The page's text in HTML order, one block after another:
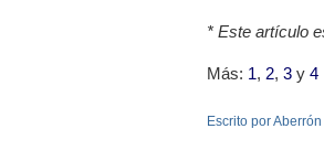
* Este artículo
Más: 1, 2, 3 y 4
Escrito por Aberrón